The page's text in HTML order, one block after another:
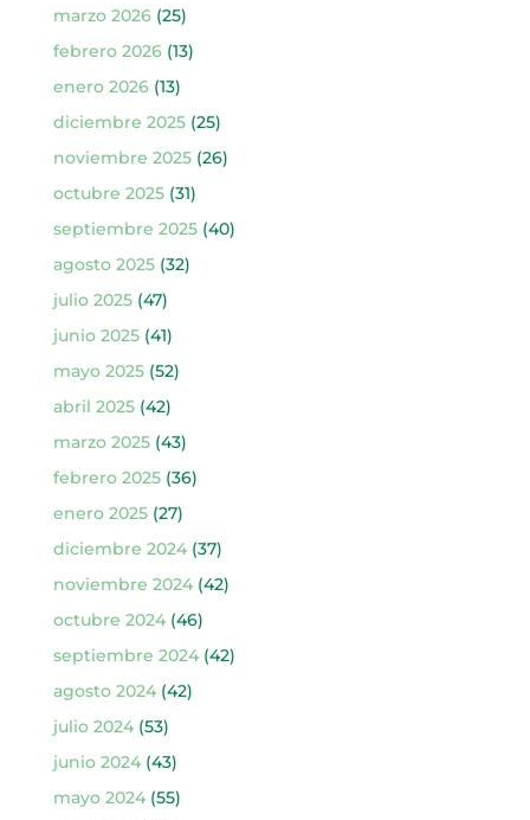
marzo 2026(25)
febrero 2026(13)
enero 2026(13)
diciembre 2025(25)
noviembre 2025(26)
octubre 2025(31)
septiembre 2025(40)
agosto 2025(32)
julio 2025(47)
junio 2025(41)
mayo 2025(52)
abril 2025(42)
marzo 2025(43)
febrero 2025(36)
enero 2025(27)
diciembre 2024(37)
noviembre 2024(42)
octubre 2024(46)
septiembre 2024(42)
agosto 2024(42)
julio 2024(53)
junio 2024(43)
mayo 2024(55)